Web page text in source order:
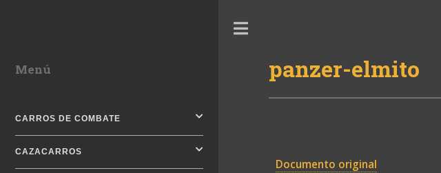
panzer-elmito
Documento original
Menú
CARROS DE COMBATE
CAZACARROS